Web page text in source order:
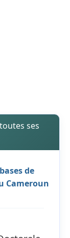
ses
de
Cameroun